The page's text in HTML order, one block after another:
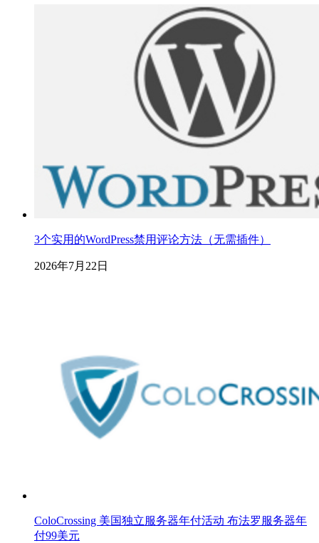
3个实用的WordPress禁用评论方法（无需插件）
2026年7月22日
ColoCrossing 美国独立服务器年付活动 布法罗服务器年
付99美元